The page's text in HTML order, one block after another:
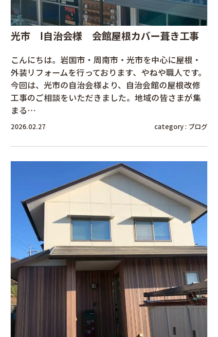
光市 I自治会様 会館屋根カバー葺き工事
こんにちは。岩国市・周南市・光市を中心に屋根・
外装リフォームを行っております、やねや職人です。
今回は、光市の自治会様より、自治会館の屋根改修
工事のご相談をいただきました。地域の皆さまが集
まる…
2026.02.27 category : ブログ